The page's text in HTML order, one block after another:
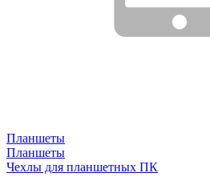
Планшеты
Планшеты
Чехлы для планшетных ПК